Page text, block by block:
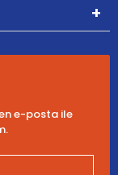
e-posta ile